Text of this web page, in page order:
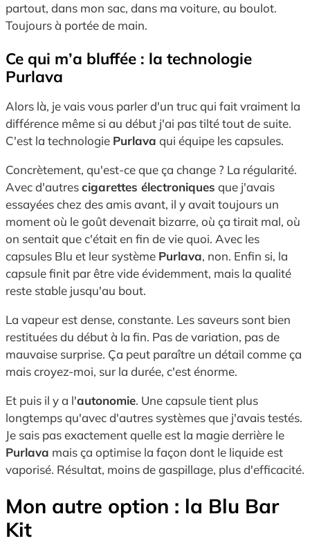
partout, dans mon sac, dans ma voiture, au boulot.
Toujours à portée de main.
Ce qui m’a bluffée : la technologie
Purlava
Alors là, je vais vous parler d'un truc qui fait vraiment la
différence même si au début j'ai pas tilté tout de suite.
C'est la technologie Purlava qui équipe les capsules.
Concrètement, qu'est-ce que ça change ? La régularité.
Avec d'autrescigarettes électroniques que j'avais
essayées chez des amis avant, il y avait toujours un
moment où le goût devenait bizarre, où ça tirait mal, où
on sentait que c'était en fin de vie quoi. Avec les
capsules Blu et leur système Purlava, non. Enfin si, la
capsule finit par être vide évidemment, mais la qualité
reste stable jusqu'au bout.
La vapeur est dense, constante. Les saveurs sont bien
restituées du début à la fin. Pas de variation, pas de
mauvaise surprise. Ça peut paraître un détail comme ça
mais croyez-moi, sur la durée, c'est énorme.
Et puis il y a l'autonomie. Une capsule tient plus
longtemps qu'avec d'autres systèmes que j'avais testés.
Je sais pas exactement quelle est la magie derrière le
Purlava mais ça optimise la façon dont le liquide est
vaporisé. Résultat, moins de gaspillage, plus d'efficacité.
Mon autre option : la Blu Bar
Kit